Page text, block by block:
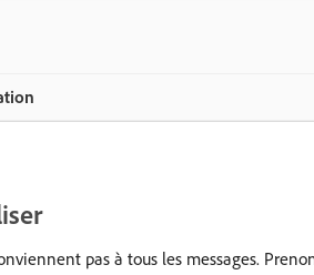
pas à tous les messages.